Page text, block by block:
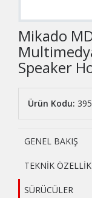
Mikado
Speaker
Ürün Kodu:
GENEL BAKIŞ
TEKNİK
SÜRÜCÜLER